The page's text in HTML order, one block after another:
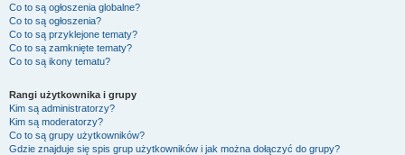
Co to są ogłoszenia globalne?
Co to są ogłoszenia?
Co to są przyklejone tematy?
Co to są zamknięte tematy?
Co to są ikony tematu?
Rangi użytkownika i grupy
Kim są administratorzy?
Kim są moderatorzy?
Co to są grupy użytkowników?
Gdzie znajduje się spis grup użytkowników i jak można dołączyć do grupy?